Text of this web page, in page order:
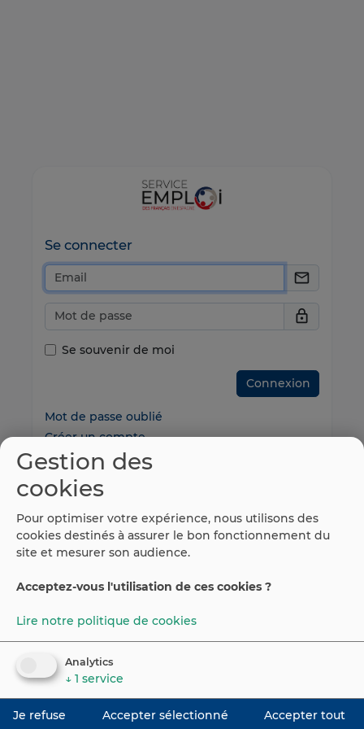
Se connecter
email
lock
Se souvenir de moi
Connexion
Mot de passe oublié
Créer un compte
©2026Espaiweb
Avis légal
Cookie
Gestion des
cookies
Pour optimiser votre expérience, nous utilisons des
cookies destinés à assurer le bon fonctionnement du
site et mesurer son audience.
Acceptez-vous l'utilisation de ces cookies ?
Lire notre politique de cookies
Analytics
↓ 1 service
Je refuse Accepter sélectionné Accepter tout